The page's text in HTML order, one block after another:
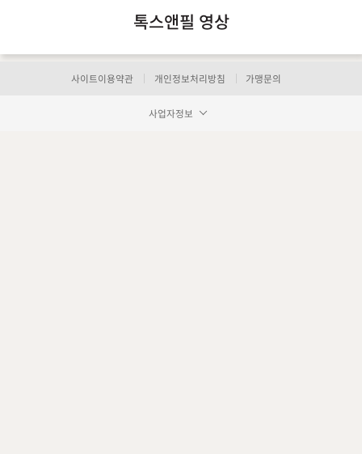
톡스앤필 영상
사이트이용약관 개인정보처리방침 가맹문의
사업자정보